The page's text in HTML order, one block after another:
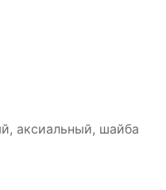
аксиальный, шайба